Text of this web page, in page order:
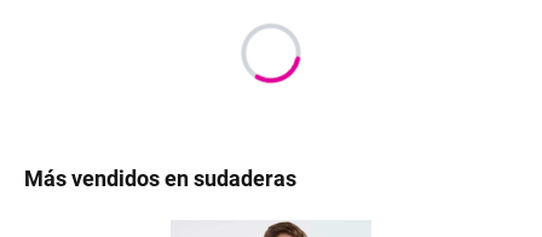
Más vendidos en sudaderas